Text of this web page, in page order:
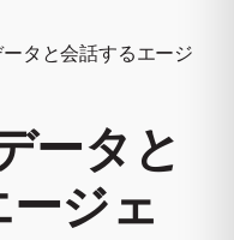
ータと会話するエージ
ータと
ジェ